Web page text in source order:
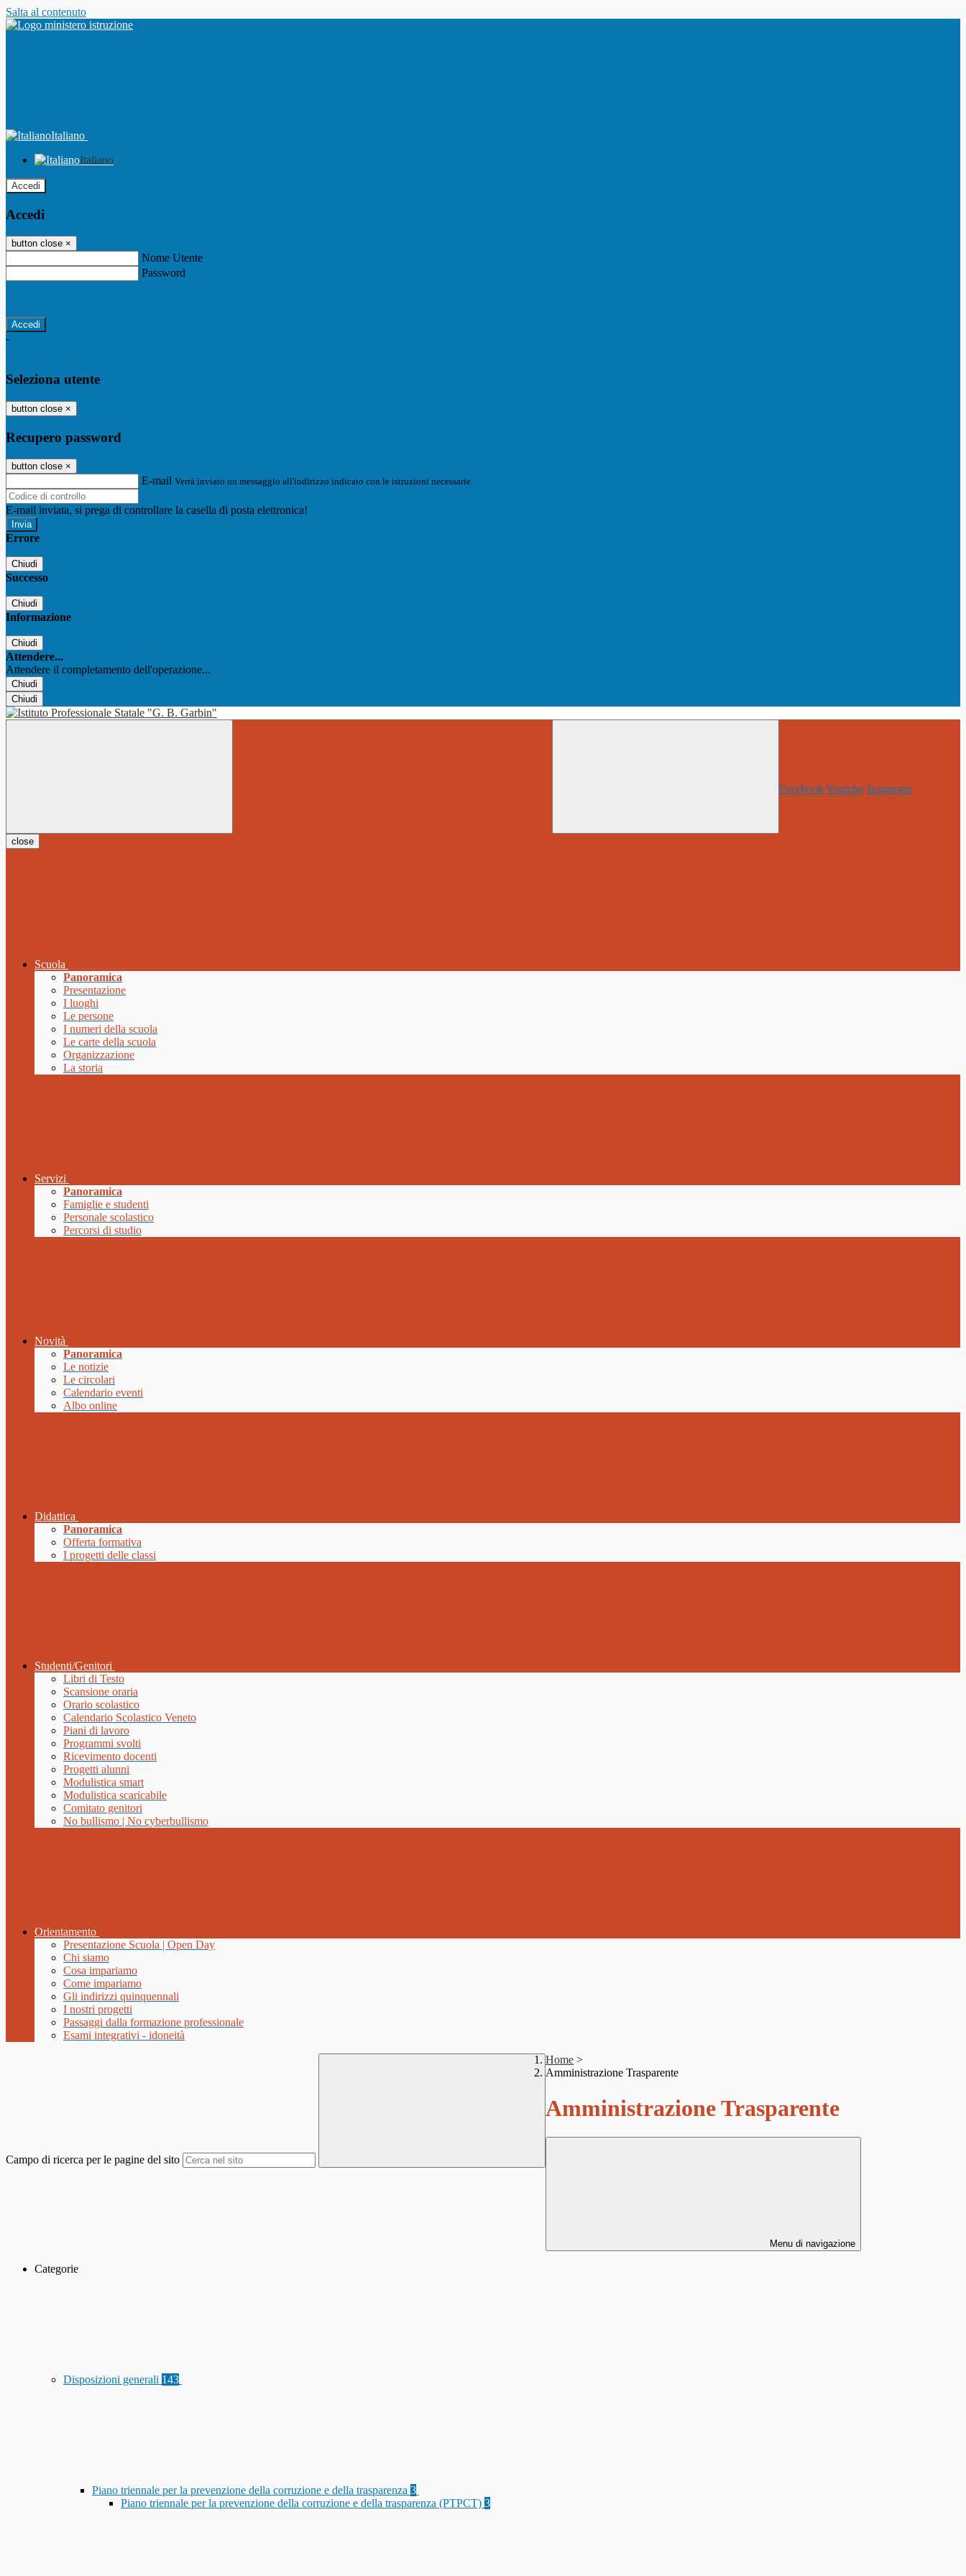
Salta al contenuto
Italiano
Italiano
Accedi
Accedi
button close ×
Nome Utente
Password
-
Seleziona utente
button close ×
Recupero password
button close ×
E-mail Verrà inviato un messaggio all'indirizzo indicato con le istruzioni necessarie.
E-mail inviata, si prega di controllare la casella di posta elettronica!
Errore
Chiudi
Successo
Chiudi
Informazione
Chiudi
Attendere...
Attendere il completamento dell'operazione...
Chiudi
Chiudi
FacebookYoutube Instagram
close
Scuola
Panoramica
Presentazione
I luoghi
Le persone
I numeri della scuola
Le carte della scuola
Organizzazione
La storia
Servizi
Panoramica
Famiglie e studenti
Personale scolastico
Percorsi di studio
Novità
Panoramica
Le notizie
Le circolari
Calendario eventi
Albo online
Didattica
Panoramica
Offerta formativa
I progetti delle classi
Studenti/Genitori
Libri di Testo
Scansione oraria
Orario scolastico
Calendario Scolastico Veneto
Piani di lavoro
Programmi svolti
Ricevimento docenti
Progetti alunni
Modulistica smart
Modulistica scaricabile
Comitato genitori
No bullismo | No cyberbullismo
Orientamento
Presentazione Scuola | Open Day
Chi siamo
Cosa impariamo
Come impariamo
Gli indirizzi quinquennali
I nostri progetti
Passaggi dalla formazione professionale
Esami integrativi - idoneità
Campo di ricerca per le pagine del sito
Home >
Amministrazione Trasparente
Amministrazione Trasparente
Menu di navigazione
Categorie
Disposizioni generali 143
Piano triennale per la prevenzione della corruzione e della trasparenza 3
Piano triennale per la prevenzione della corruzione e della trasparenza (PTPCT) 3